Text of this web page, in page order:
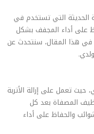
الحديثة التي تستخدم في
على أداء المجفف بشكل
في هذا المقال، سنتحدث عن
تعمل على إزالة الأتربة
المصفاة بعد كل
والحفاظ على أداء